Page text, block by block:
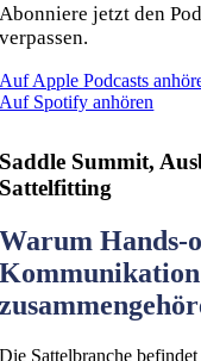
Abonniere jetzt den
verpassen.
Auf Apple Podcasts
Auf Spotify anhören
Saddle Summit,
Sattelfitting
Warum Hands-
Die Sattelbranche